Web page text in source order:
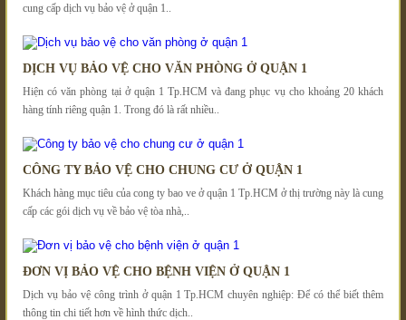
cung cấp dịch vụ bảo vệ ở quận 1..
DỊCH VỤ BẢO VỆ CHO VĂN PHÒNG Ở QUẬN 1
Hiện có văn phòng tại ở quận 1 Tp.HCM và đang phục vụ cho khoảng 20 khách
hàng tính riêng quận 1. Trong đó là rất nhiều..
CÔNG TY BẢO VỆ CHO CHUNG CƯ Ở QUẬN 1
Khách hàng mục tiêu của cong ty bao ve ở quận 1 Tp.HCM ở thị trường này là cung
cấp các gói dịch vụ về bảo vệ tòa nhà,..
ĐƠN VỊ BẢO VỆ CHO BỆNH VIỆN Ở QUẬN 1
Dịch vụ bảo vệ công trình ở quận 1 Tp.HCM chuyên nghiệp: Để có thể biết thêm
thông tin chi tiết hơn về hình thức dịch..